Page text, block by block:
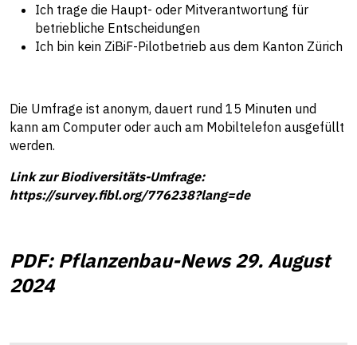
Ich trage die Haupt- oder Mitverantwortung für
betriebliche Entscheidungen
Ich bin kein ZiBiF-Pilotbetrieb aus dem Kanton Zürich
Die Umfrage ist anonym, dauert rund 15 Minuten und
kann am Computer oder auch am Mobiltelefon ausgefüllt
werden.
Link zur Biodiversitäts-Umfrage:
https://survey.fibl.org/776238?lang=de
PDF: Pflanzenbau-News 29. August
2024